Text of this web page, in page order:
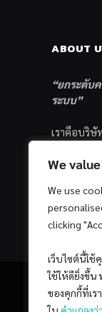
We
We use
clicking
เว็บไซต์นี้ใ
ใช้ให้ดียิ่งขึ้น
ของคุกกี้ที่เร
ABOUT
“ยกระดับ
ระบบ”
เราคือบริษั
ส่วนบุคคล
ด้วยแนวคิ